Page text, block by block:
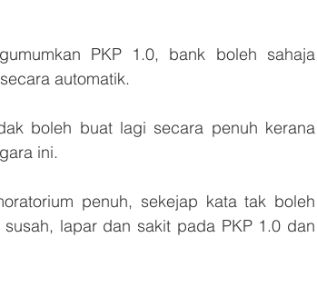
PKP 1.0, bank boleh sahaja
automatik.
boleh buat lagi secara penuh kerana
ini.
penuh, sekejap kata tak boleh
lapar dan sakit pada PKP 1.0 dan